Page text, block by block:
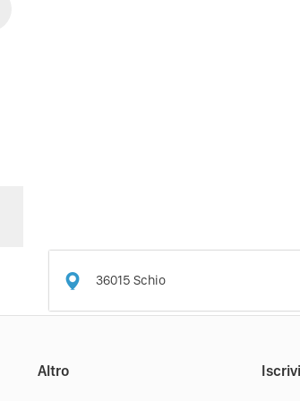
36015 Schio
Altro